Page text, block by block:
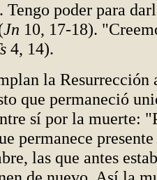
poder para
Jn 10, 17-18).
4, 14).
la Resurrección
que permaneció
sí por la muerte:
permanece presente
las que antes